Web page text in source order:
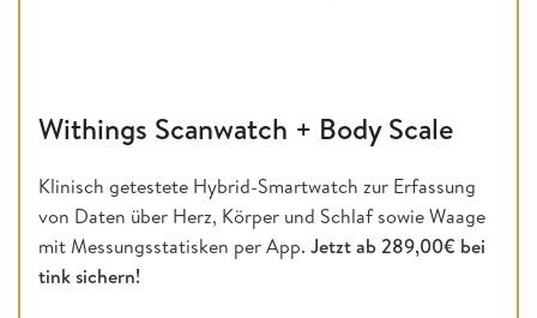
Withings Scanwatch + Body Scale
Klinisch getestete Hybrid-Smartwatch zur Erfassung
von Daten über Herz, Körper und Schlaf sowie Waage
mit Messungsstatisken per App. Jetzt ab 289,00€ bei
tink sichern!